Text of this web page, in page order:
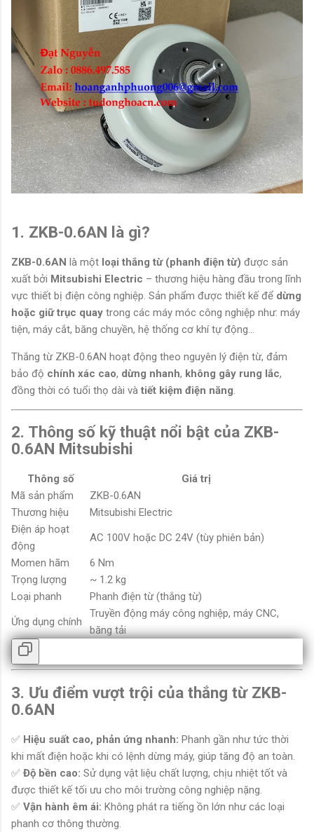
1. ZKB-0.6AN là gì?
ZKB-0.6AN là một loại thắng từ (phanh điện từ) được sản
xuất bởi Mitsubishi Electric – thương hiệu hàng đầu trong lĩnh
vực thiết bị điện công nghiệp. Sản phẩm được thiết kế để dừng
hoặc giữ trục quay trong các máy móc công nghiệp như: máy
tiện, máy cắt, băng chuyền, hệ thống cơ khí tự động...
Thắng từ ZKB-0.6AN hoạt động theo nguyên lý điện từ, đảm
bảo độ chính xác cao, dừng nhanh, không gây rung lắc,
đồng thời có tuổi thọ dài và tiết kiệm điện năng
2. Thông số kỹ thuật nổi bật của ZKB-
0.6AN Mitsubishi
Thông số
Giá trị
Mã sản phẩm
ZKB-0.6AN
Thương hiệu
Mitsubishi Electric
Điện áp hoạt
động
AC 100V hoặc DC 24V (tùy phiên bản)
Momen hãm
6 Nm
Trọng lượng
~ 1.2 kg
Loại phanh
Phanh điện từ (thắng từ)
Ứng dụng chính
Truyền động máy công nghiệp, máy CNC,
băng tải
3. Ưu điểm vượt trội của thắng từ ZKB-
0.6AN
✅ Hiệu suất cao, phản ứng nhanh: Phanh gần như tức thời
khi mất điện hoặc khi có lệnh dừng máy, giúp tăng độ an toàn.
✅ Độ bền cao: Sử dụng vật liệu chất lượng, chịu nhiệt tốt và
được thiết kế tối ưu cho môi trường công nghiệp nặng.
✅ Vận hành êm ái: Không phát ra tiếng ồn lớn như các loại
phanh cơ thông thường.